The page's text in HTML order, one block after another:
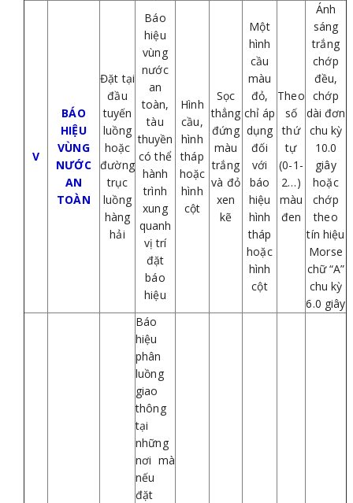
V
BÁO
HIỆU
VÙNG
NƯỚC
AN
TOÀN
Đặt tại
đầu
tuyến
luồng
hoặc
đường
trục
luồng
hàng
hải
Báo
hiệu
vùng
nước
an
toàn,
tàu
thuyền
có thể
hành
trình
xung
quanh
vị trí
đặt
báo
hiệu
Hình
cầu,
hình
tháp
hoặc
hình
cột
Sọc
thẳng
đứng
màu
trắng
và đỏ
xen
kẽ
Một
hình
cầu
màu
đỏ,
chỉ áp
dụng
đối
với
báo
hiệu
hình
tháp
hoặc
hình
cột
Theo
số
thứ
tự
(0-1-
2…)
màu
đen
Ánh
sáng
trắng
chớp
đều,
chớp
dài đơn
chu kỳ
10.0
giây
hoặc
chớp
theo
tín hiệu
Morse
chữ “A”
chu kỳ
6.0 giây
Báo
hiệu
phân
luồng
giao
thông
tại
những
nơi mà
nếu
đặt